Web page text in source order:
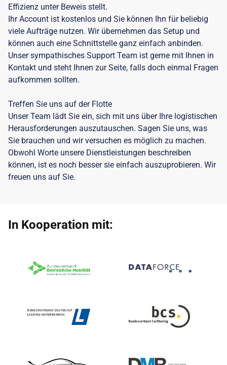
Effizienz unter Beweis stellt.
Ihr Account ist kostenlos und Sie können Ihn für beliebig
viele Aufträge nutzen. Wir übernehmen das Setup und
können auch eine Schnittstelle ganz einfach anbinden.
Unser sympathisches Support Team ist gerne mit Ihnen in
Kontakt und steht Ihnen zur Seite, falls doch einmal Fragen
aufkommen sollten.
Treffen Sie uns auf der Flotte
Unser Team lädt Sie ein, sich mit uns über Ihre logistischen
Herausforderungen auszutauschen. Sagen Sie uns, was
Sie brauchen und wir versuchen es möglich zu machen.
Obwohl Worte unsere Dienstleistungen beschreiben
können, ist es noch besser sie einfach auszuprobieren. Wir
freuen uns auf Sie.
In Kooperation mit: